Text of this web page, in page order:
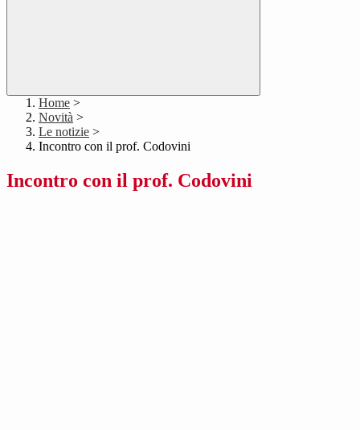
Home >
Novità >
Le notizie >
Incontro con il prof. Codovini
Incontro con il prof. Codovini